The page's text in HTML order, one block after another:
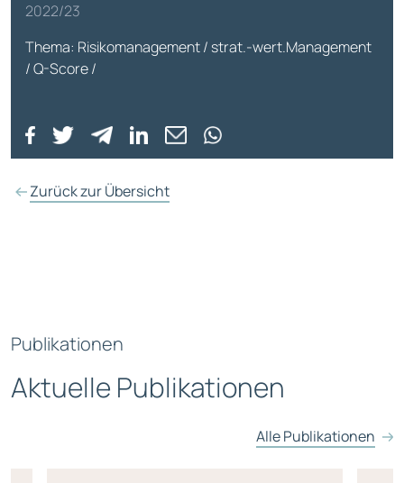
2022/23
Thema: Risikomanagement / strat.-wert.Management
/ Q-Score /
Zurück zur Übersicht
Publikationen
Aktuelle Publikationen
Alle Publikationen